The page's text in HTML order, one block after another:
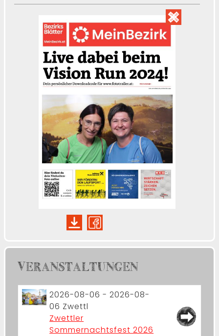
VERANSTALTUNGEN
2026-08-06 - 2026-08-
06 Zwettl
Zwettler
Sommernachtsfest 2026